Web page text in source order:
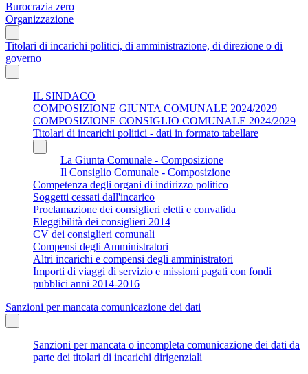
Burocrazia zero
Organizzazione
Titolari di incarichi politici, di amministrazione, di direzione o di
governo
IL SINDACO
COMPOSIZIONE GIUNTA COMUNALE 2024/2029
COMPOSIZIONE CONSIGLIO COMUNALE 2024/2029
Titolari di incarichi politici - dati in formato tabellare
La Giunta Comunale - Composizione
Il Consiglio Comunale - Composizione
Competenza degli organi di indirizzo politico
Soggetti cessati dall'incarico
Proclamazione dei consiglieri eletti e convalida
Eleggibilità dei consiglieri 2014
CV dei consiglieri comunali
Compensi degli Amministratori
Altri incarichi e compensi degli amministratori
Importi di viaggi di servizio e missioni pagati con fondi
pubblici anni 2014-2016
Sanzioni per mancata comunicazione dei dati
Sanzioni per mancata o incompleta comunicazione dei dati da
parte dei titolari di incarichi dirigenziali